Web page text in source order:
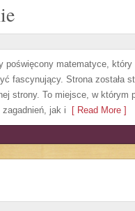
poświęcony matematyce,
fascynujący. Strona została
strony. To miejsce, w którym
jak i [ Read More ]